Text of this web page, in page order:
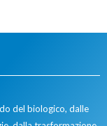
del biologico, dalle